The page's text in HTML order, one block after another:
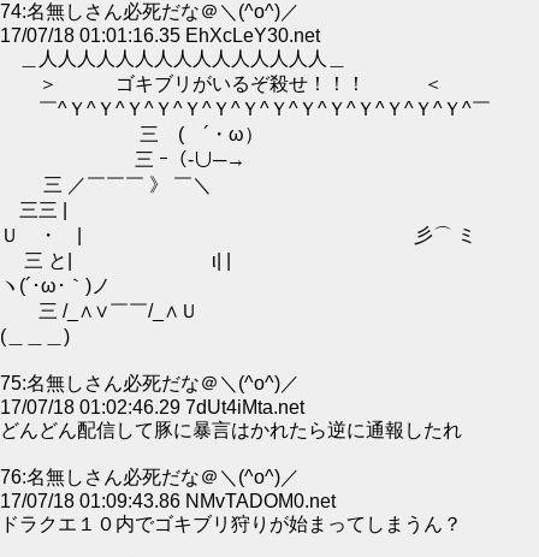
74:名無しさん必死だな＠＼(^o^)／
17/07/18 01:01:16.35 EhXcLeY30.net
＿人人人人人人人人人人人人人人人＿
＞ ゴキブリがいるぞ殺せ！！！ ＜
￣^Ｙ^Ｙ^Ｙ^Ｙ^Ｙ^Ｙ^Ｙ^Ｙ^Ｙ^Ｙ^Ｙ^Ｙ^Ｙ^Ｙ^￣
三 ( ´・ω）
三 ｰ（‐∪─→
三 ／￣￣￣ 》 ￣＼
三三 |
Ｕ ・ | 彡⌒ ミ
三 と| ι| |
ヽ(´･ω･｀)ノ
三 /_∧∨￣￣/_∧Ｕ
(＿＿＿)
75:名無しさん必死だな＠＼(^o^)／
17/07/18 01:02:46.29 7dUt4iMta.net
どんどん配信して豚に暴言はかれたら逆に通報したれ
76:名無しさん必死だな＠＼(^o^)／
17/07/18 01:09:43.86 NMvTADOM0.net
ドラクエ１０内でゴキブリ狩りが始まってしまうん？